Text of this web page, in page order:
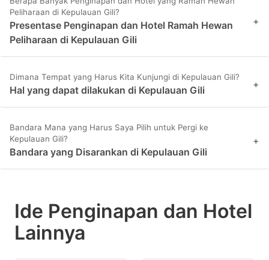
Peliharaan di Kepulauan Gili?
Presentase Penginapan dan Hotel Ramah Hewan
Peliharaan di Kepulauan Gili
+
Dimana Tempat yang Harus Kita Kunjungi di Kepulauan Gili?
Hal yang dapat dilakukan di Kepulauan Gili +
Bandara Mana yang Harus Saya Pilih untuk Pergi ke
Kepulauan Gili?
Bandara yang Disarankan di Kepulauan Gili
+
Ide Penginapan dan Hotel
Lainnya